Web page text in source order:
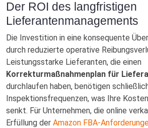
Der ROI des langfristigen
Lieferantenmanagements
Die Investition in eine konsequente
durch reduzierte operative
Leistungsstarke Lieferanten, die einen
Korrekturmaßnahmenplan für
durchlaufen haben, benötigen
Inspektionsfrequenzen, was Ihre
senkt. Für Unternehmen, die online
Erfüllung der Amazon FBA-